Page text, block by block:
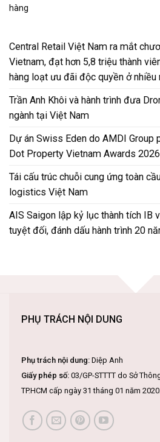
hàng
Central Retail Việt Nam ra mắt
Vietnam, đạt hơn 5,8 triệu thành
hàng loạt ưu đãi độc quyền ở nhiều
Trần Anh Khôi và hành trình đưa
ngành tại Việt Nam
Dự án Swiss Eden do AMDI Group
Dot Property Vietnam Awards 2026
Tái cấu trúc chuỗi cung ứng toàn
logistics Việt Nam
AIS Saigon lập kỷ lục thành tích IB
tuyệt đối, đánh dấu hành trình 20
PHỤ TRÁCH NỘI DUNG
Phụ trách nội dung: Diệp Anh
Giấy phép số: 03/GP-STTTT do Sở
TP.HCM cấp ngày 31 tháng 01 năm 2020.